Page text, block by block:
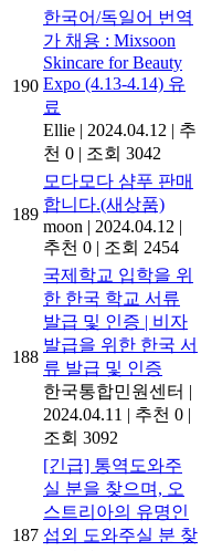
190
한국어/독일어 번역
가 채용 : Mixsoon
Skincare for Beauty
Expo (4.13-4.14) 유
료
Ellie | 2024.04.12 | 추
천 0 | 조회 3042
189
모다모다 샴푸 판매
합니다.(새상품)
moon | 2024.04.12 |
추천 0 | 조회 2454
188
국제학교 입학을 위
한 한국 학교 서류
발급 및 인증 | 비자
발급을 위한 한국 서
류 발급 및 인증
한국통합민원센터 |
2024.04.11 | 추천 0 |
조회 3092
187
[긴급] 통역도와주
실 분을 찾으며, 오
스트리아의 유명인
섭외 도와주실 분 찾